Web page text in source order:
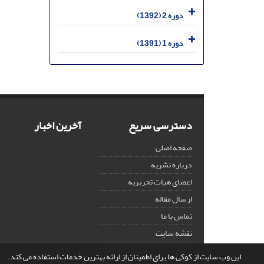
این وب سایت از کوکی ها برای اطمینان از ارائه بهترین خدمات استفاده می کند.
دوره 2 (1392)
دوره 1 (1391)
دسترسی سریع
صفحه اصلی
درباره نشریه
اعضای هیات تحریریه
ارسال مقاله
تماس با ما
نقشه سایت
آخرین اخبار